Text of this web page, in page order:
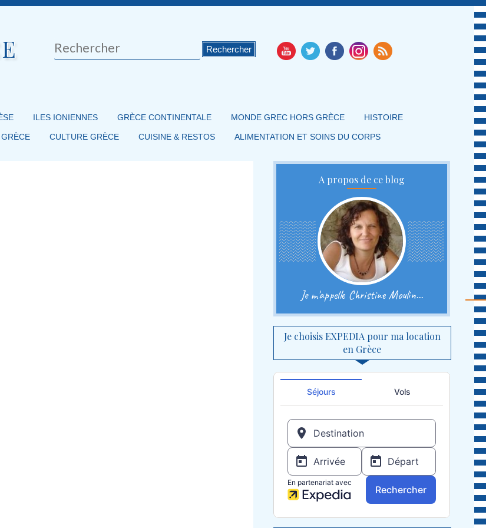
Rechercher
ILES IONIENNES GRÈCE CONTINENTALE MONDE GREC HORS GRÈCE HISTOIRE
CULTURE GRÈCE CUISINE & RESTOS ALIMENTATION ET SOINS DU CORPS
A propos de ce blog
Je m'appelle Christine Moulin...
Je choisis EXPEDIA pour ma location
en Grèce